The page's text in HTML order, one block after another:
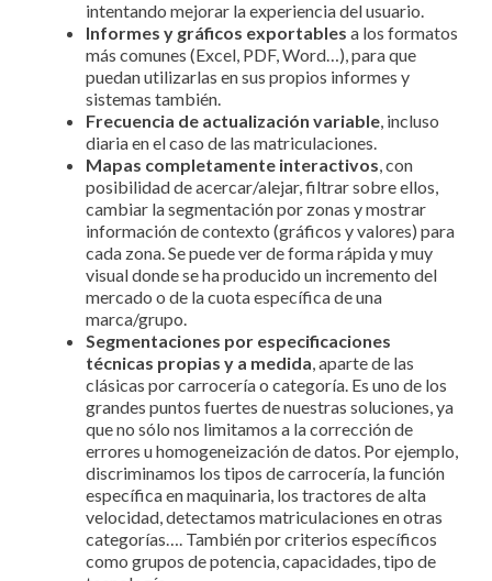
intentando mejorar la experiencia del usuario.
Informes y gráficos exportables a los formatos
más comunes (Excel, PDF, Word…), para que
puedan utilizarlas en sus propios informes y
sistemas también.
Frecuencia de actualización variable, incluso
diaria en el caso de las matriculaciones.
Mapas completamente interactivos, con
posibilidad de acercar/alejar, filtrar sobre ellos,
cambiar la segmentación por zonas y mostrar
información de contexto (gráficos y valores) para
cada zona. Se puede ver de forma rápida y muy
visual donde se ha producido un incremento del
mercado o de la cuota específica de una
marca/grupo.
Segmentaciones por especificaciones
técnicas propias y a medida, aparte de las
clásicas por carrocería o categoría. Es uno de los
grandes puntos fuertes de nuestras soluciones, ya
que no sólo nos limitamos a la corrección de
errores u homogeneización de datos. Por ejemplo,
discriminamos los tipos de carrocería, la función
específica en maquinaria, los tractores de alta
velocidad, detectamos matriculaciones en otras
categorías…. También por criterios específicos
como grupos de potencia, capacidades, tipo de